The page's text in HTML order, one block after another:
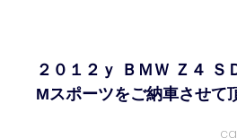
プライバシーポリシー スタッフblog
２０１２ｙ ＢＭＷ Ｚ４ Ｓ
Mスポーツをご納車させて